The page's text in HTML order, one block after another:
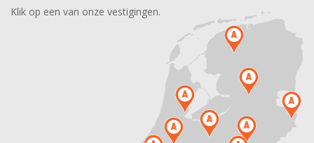
Klik op een van onze vestigingen.